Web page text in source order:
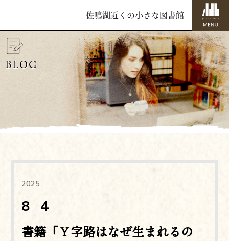
佐鳴湖近くの小さな図書館
BLOG
2025
8 4
書籍「Ｙ字路はなぜ生まれるの